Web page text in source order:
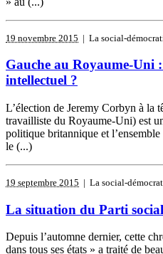
19 novembre 2015 | La social-
Gauche au Royaume-Uni
intellectuel ?
L’élection de Jeremy Corbyn à la
travailliste du Royaume-Uni) est
politique britannique et
le (...)
19 septembre 2015 | La social-
La situation du Parti
Depuis l’automne dernier, cette
dans tous ses états » a traité de